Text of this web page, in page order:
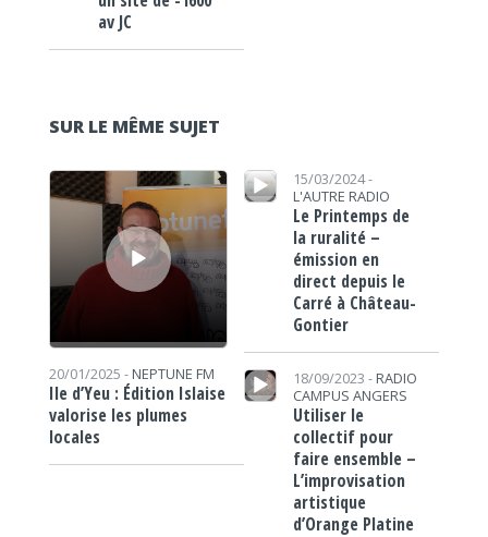
av JC
SUR LE MÊME SUJET
Lecteur audio
20/01/2025 - NEPTUNE FM
Ile d’Yeu : Édition Islaise
valorise les plumes
locales
Lecteur audio
15/03/2024 -
L'AUTRE RADIO
Le Printemps de
la ruralité –
émission en
direct depuis le
Carré à Château-
Gontier
Lecteur audio
18/09/2023 - RADIO
CAMPUS ANGERS
Utiliser le
collectif pour
faire ensemble –
L’improvisation
artistique
d’Orange Platine